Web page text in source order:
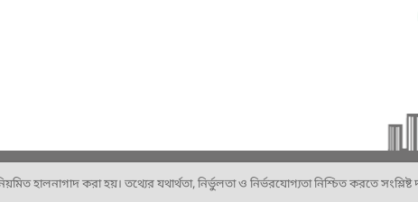
হালনাগাদ করা হয়। তথ্যের যথার্থতা, নির্ভুলতা ও নির্ভরযোগ্যতা নিশ্চিত করতে সংশ্লিষ্ট